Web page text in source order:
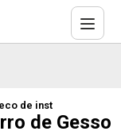
de gesso maua
de instalacao de
de Gesso